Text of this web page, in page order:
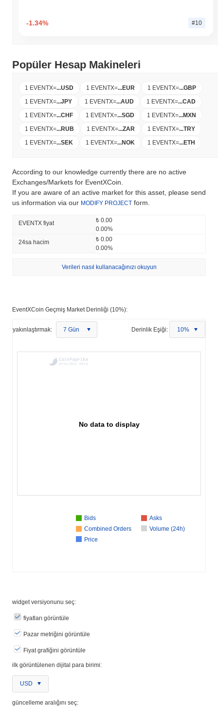
-1.34% #10
Popüler Hesap Makineleri
1 EVENTX=...USD 1 EVENTX=...EUR 1 EVENTX=...GBP
1 EVENTX=...JPY 1 EVENTX=...AUD 1 EVENTX=...CAD
1 EVENTX=...CHF 1 EVENTX=...SGD 1 EVENTX=...MXN
1 EVENTX=...RUB 1 EVENTX=...ZAR 1 EVENTX=...TRY
1 EVENTX=...SEK 1 EVENTX=...NOK 1 EVENTX=...ETH
According to our knowledge currently there are no active
Exchanges/Markets for EventXCoin.
If you are aware of an active market for this asset, please send
us information via our MODIFY PROJECT form.
EVENTX fiyat
₺ 0.00
0.00%
24sa hacim
₺ 0.00
0.00%
Verileri nasıl kullanacağınızı okuyun
EventXCoin Geçmiş Market Derinliği (10%):
yakınlaştırmak: 7 Gün Derinlik Eşiği: 10%
No data to display
Bids
Asks
Combined Orders
Volume (24h)
Price
widget versiyonunu seç:
fiyatları görüntüle
Pazar metriğini görüntüle
Fiyat grafiğini görüntüle
ilk görüntülenen dijital para birimi:
USD
güncelleme aralığını seç: